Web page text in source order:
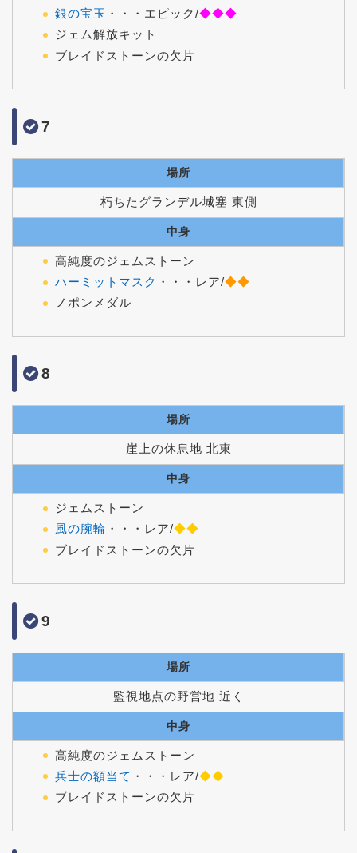
銀の宝玉 ・・・エピック/◆◆◆
ジェム解放キット
ブレイドストーンの欠片
7
場所
朽ちたグランデル城塞 東側
中身
高純度のジェムストーン
ハーミットマスク ・・・レア/◆◆
ノポンメダル
8
場所
崖上の休息地 北東
中身
ジェムストーン
風の腕輪 ・・・レア/◆◆
ブレイドストーンの欠片
9
場所
監視地点の野営地 近く
中身
高純度のジェムストーン
兵士の額当て ・・・レア/◆◆
ブレイドストーンの欠片